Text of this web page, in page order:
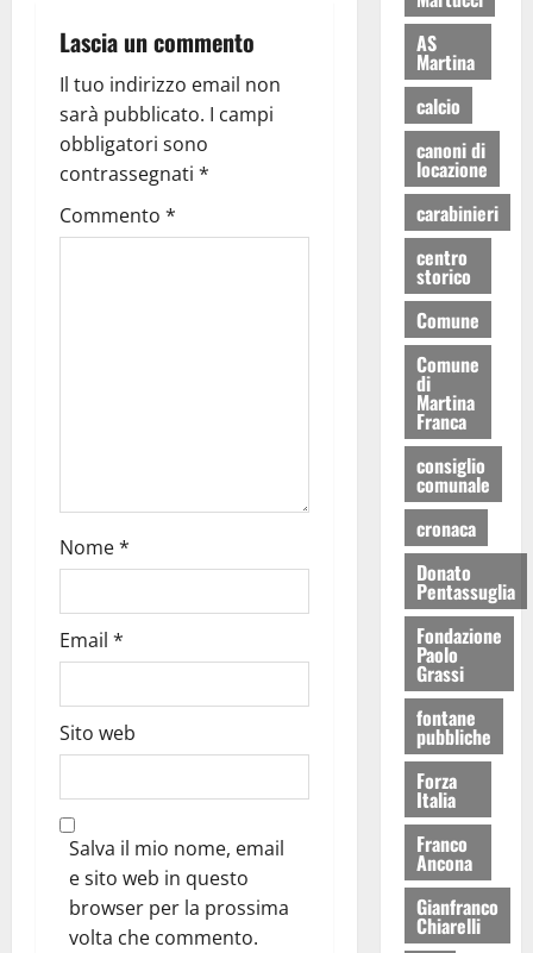
Lascia un commento
Il tuo indirizzo email non
sarà pubblicato. I campi
obbligatori sono
contrassegnati *
Commento *
Nome*
Email *
Sito web
Salva il mio nome, email
e sito web in questo
browser per la prossima
volta che commento.
AS
Martina
calcio
canoni di
locazione
carabinieri
centro
storico
Comune
Comune
di
Martina
Franca
consiglio
comunale
cronaca
Donato
Pentassuglia
Fondazione
Paolo
Grassi
fontane
pubbliche
Forza
Italia
Franco
Ancona
Gianfranco
Chiarelli